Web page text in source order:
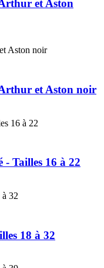
et Aston
et Aston noir
- Tailles 16 à 22
18 à 32